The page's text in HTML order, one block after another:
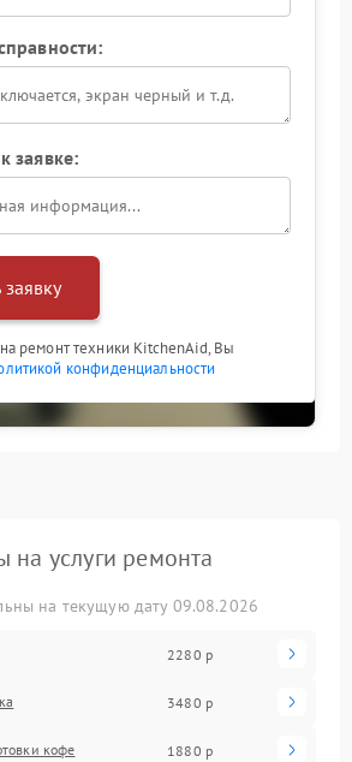
заявке:
ремонт техники KitchenAid, Вы
конфиденциальности
на услуги ремонта
на текущую дату 09.08.2026
2280 р
3480 р
кофе 1880 р